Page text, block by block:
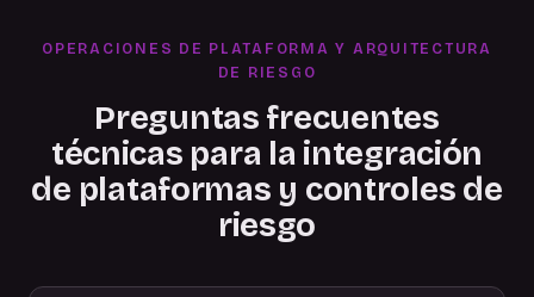
OPERACIONES DE PLATAFORMA Y ARQUITECTURA
DE RIESGO
Preguntas frecuentes
técnicas para la integración
de plataformas y controles de
riesgo